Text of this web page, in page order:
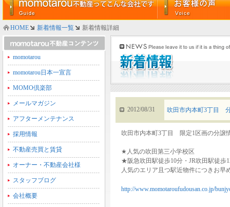
HOME 新着情報一覧 新着情報詳細
momotarou
momotarou日本一宣言
MOMO倶楽部
メールマガジン
アフターメンテナンス
採用情報
不動産売買と賃貸
オーナー・不動産会社様
スタッフブログ
会社概要
2012/08/31 吹田市内本町3丁目
吹田市内本町3丁目 限定1区画の分譲
★人気の吹田第三小学校区
★阪急吹田駅徒歩10分・JR吹田駅徒歩
人気のエリア且つ駅近物件につきお早
http://www.momotaroufudousan.co.jp/